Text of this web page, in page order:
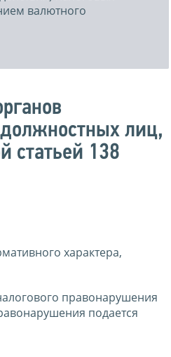
валютного
должностных лиц,
статьей 138
характера,
правонарушения
подается